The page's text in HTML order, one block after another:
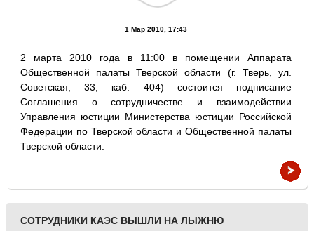
1 Мар 2010, 17:43
2 марта 2010 года в 11:00 в помещении Аппарата
Общественной палаты Тверской области (г. Тверь, ул.
Советская, 33, каб. 404) состоится подписание
Соглашения о сотрудничестве и взаимодействии
Управления юстиции Министерства юстиции Российской
Федерации по Тверской области и Общественной палаты
Тверской области.
СОТРУДНИКИ КАЭС ВЫШЛИ НА ЛЫЖНЮ